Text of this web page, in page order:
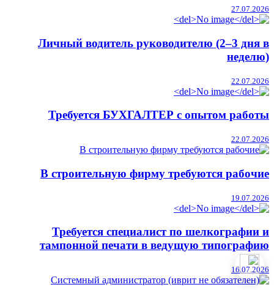
27.07.2026
Личный водитель руководителю (2–3 дня в
неделю)
22.07.2026
Требуется БУХГАЛТЕР с опытом работы
22.07.2026
В строительную фирму требуются рабочие
19.07.2026
Требуется специалист по шелкографии и
тампонной печати в ведущую типографию
16.07.2026